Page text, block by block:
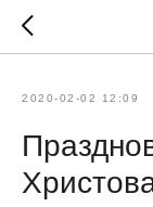
2020-02-02 12:09